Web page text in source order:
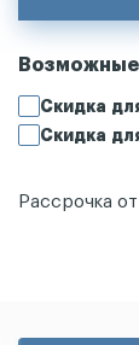
Возможные
Скидка
Скидка
Рассрочка от